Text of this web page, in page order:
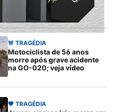
🚨 TRAGÉDIA
Motociclista de 56 anos
morre após grave acidente
na GO-020; veja vídeo
🖤 TRAGÉDIA